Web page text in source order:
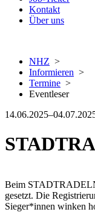
Kontakt
Über uns
NHZ >
Informieren >
Termine >
Eventleser
Beim
gesetzt. Die
Sieger*innen winken